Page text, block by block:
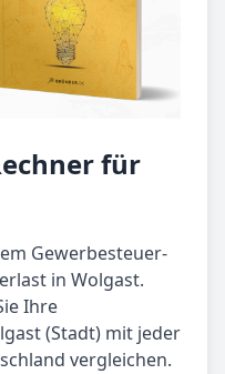
für
Gewerbesteuer-
in Wolgast.
Ihre
(Stadt) mit jeder
vergleichen.